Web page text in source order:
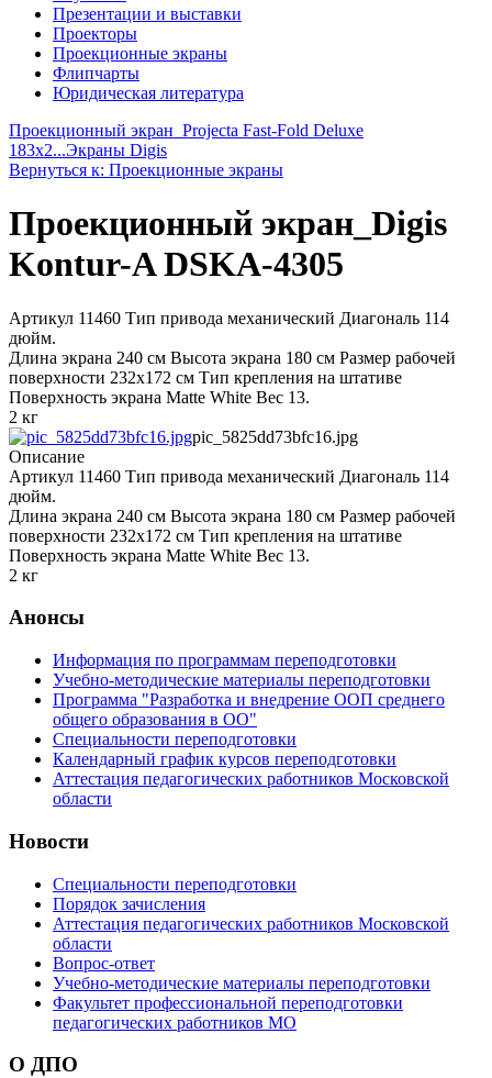
Презентации и выставки
Проекторы
Проекционные экраны
Флипчарты
Юридическая литература
Проекционный экран_Projecta Fast-Fold Deluxe
183x2...Экраны Digis
Вернуться к: Проекционные экраны
Проекционный экран_Digis
Kontur-A DSKA-4305
Артикул 11460 Тип привода механический Диагональ 114
дюйм.
Длина экрана 240 см Высота экрана 180 см Размер рабочей
поверхности 232x172 см Тип крепления на штативе
Поверхность экрана Matte White Вес 13.
2 кг
pic_5825dd73bfc16.jpg
Описание
Артикул 11460 Тип привода механический Диагональ 114
дюйм.
Длина экрана 240 см Высота экрана 180 см Размер рабочей
поверхности 232x172 см Тип крепления на штативе
Поверхность экрана Matte White Вес 13.
2 кг
Анонсы
Информация по программам переподготовки
Учебно-методические материалы переподготовки
Программа "Разработка и внедрение ООП среднего
общего образования в ОО"
Специальности переподготовки
Календарный график курсов переподготовки
Аттестация педагогических работников Московской
области
Новости
Специальности переподготовки
Порядок зачисления
Аттестация педагогических работников Московской
области
Вопрос-ответ
Учебно-методические материалы переподготовки
Факультет профессиональной переподготовки
педагогических работников МО
О ДПО